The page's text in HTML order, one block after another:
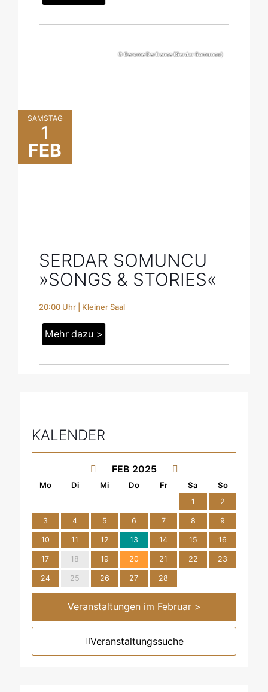
SAMSTAG
1
FEB
© Gerome Derfrance (Serdar Somuncu)
SERDAR SOMUNCU
»SONGS & STORIES«
20:00 Uhr | Kleiner Saal
Mehr dazu >
KALENDER
FEB 2025
1 2
3 4 5 6 7 8 9
10 11 12 13 14 15 16
17 18 19 20 21 22 23
24 25 26 27 28
Veranstaltungen im Februar >
Veranstaltungssuche